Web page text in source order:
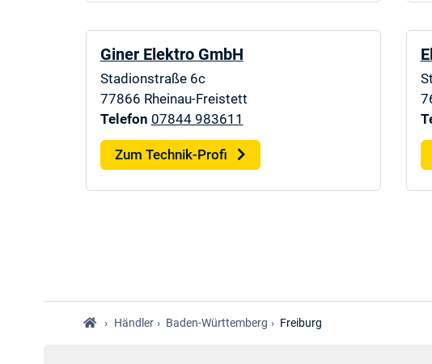
Giner Elektro GmbH
Stadionstraße 6c
77866 Rheinau-Freistett
Telefon 07844 983611
Zum Technik-Profi
› Händler › Baden-Württemberg › Freiburg